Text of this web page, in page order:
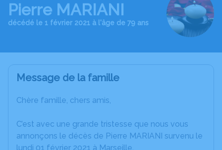
Pierre MARIANI
décédé le 1 février 2021 à l'âge de 79 ans
Message de la famille
Chère famille, chers amis,
C’est avec une grande tristesse que nous vous
annonçons le décès de Pierre MARIANI survenu le
lundi 01 février 2021 à Marseille.